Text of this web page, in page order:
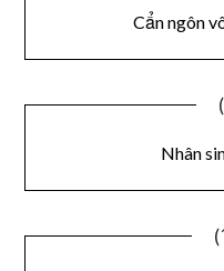
Cẩn ngôn
Nhân